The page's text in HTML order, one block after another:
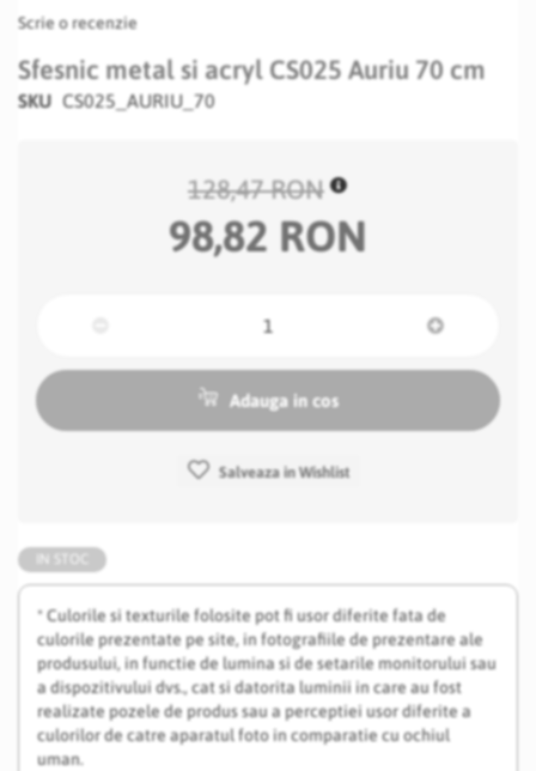
to
the
beginning
of
Scrie o recenzie
Sfesnic metal si acryl CS025 Auriu 70 cm
SKU CS025_AURIU_70
* Culorile si texturile folosite pot fi usor diferite fata de
culorile prezentate pe site, in fotografiile de prezentare ale
produsului, in functie de lumina si de setarile monitorului sau
a dispozitivului dvs., cat si datorita luminii in care au fost
realizate pozele de produs sau a perceptiei usor diferite a
culorilor de catre aparatul foto in comparatie cu ochiul
uman.
128,47 RON
98,82 RON
Adauga in cos
Salveaza in Wishlist